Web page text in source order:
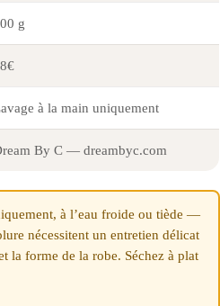
g
à la main uniquement
By C — dreambyc.com
à l’eau froide ou tiède —
nécessitent un entretien délicat
la forme de la robe. Séchez à plat